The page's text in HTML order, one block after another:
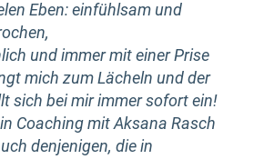
Eben: einfühlsam und
und immer mit einer Prise
mich zum Lächeln und der
sich bei mir immer sofort ein!
Coaching mit Aksana Rasch
denjenigen, die in